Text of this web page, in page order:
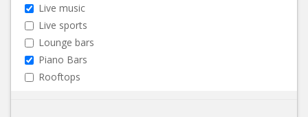
Live music
Live sports
Lounge bars
Piano Bars
Rooftops